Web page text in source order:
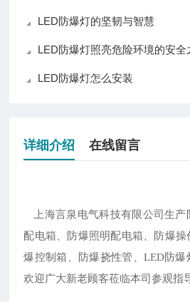
LED防爆灯的坚韧与智慧
LED防爆灯照亮危险环境的安全
LED防爆灯怎么安装
详细介绍 在线留言
上海言泉电气科技有限公司生
配电箱、防爆照明配电箱、防爆
爆控制箱、防爆挠性管、 LED防爆
欢迎广大新老顾客莅临本司参观指